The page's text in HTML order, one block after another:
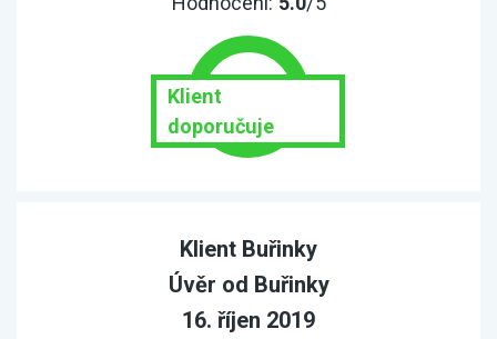
Klient
doporučuje
Klient Buřinky
Úvěr od Buřinky
16. říjen 2019